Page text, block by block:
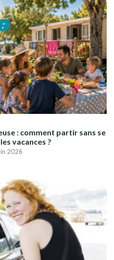
: comment partir sans se
vacances ?
2026